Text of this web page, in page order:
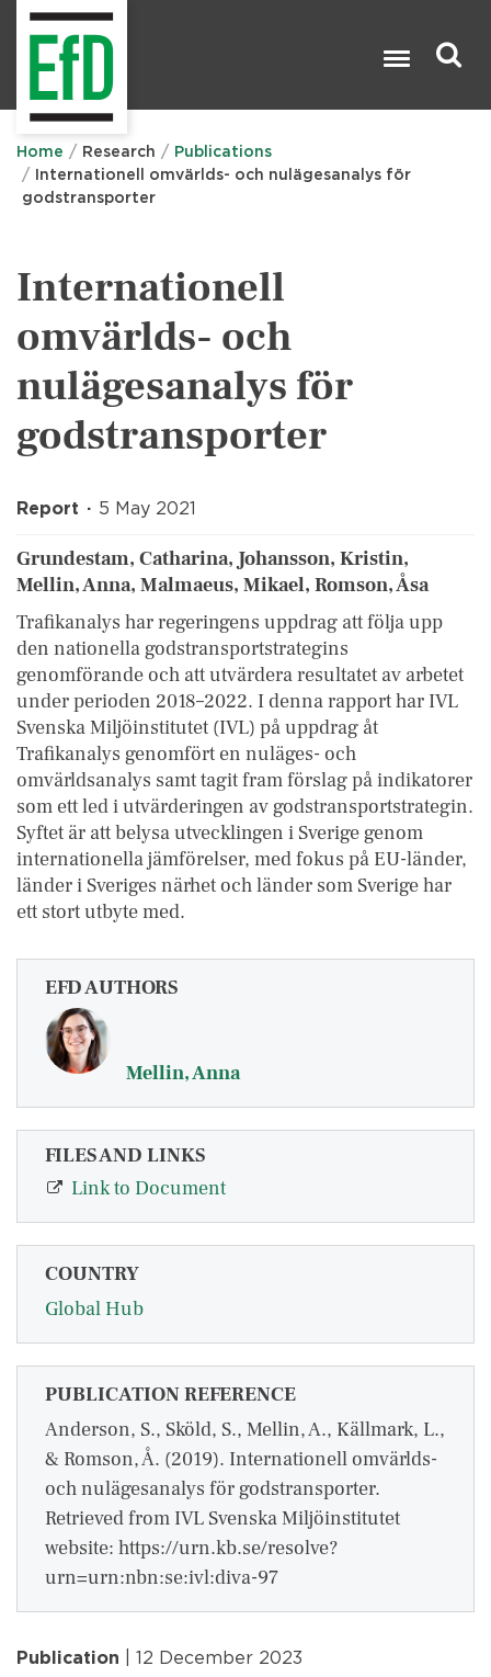
Home Research
Publications
Internationell omvärlds- och nulägesanalys för
godstransporter
Internationell
omvärlds- och
nulägesanalys för
godstransporter
Report 5 May 2021
Grundestam, Catharina, Johansson, Kristin,
Mellin, Anna, Malmaeus, Mikael, Romson, Åsa
Trafikanalys har regeringens uppdrag att följa upp
den nationella godstransportstrategins
genomförande och att utvärdera resultatet av arbetet
under perioden 2018–2022. I denna rapport har IVL
Svenska Miljöinstitutet (IVL) på uppdrag åt
Trafikanalys genomfört en nuläges- och
omvärldsanalys samt tagit fram förslag på indikatorer
som ett led i utvärderingen av godstransportstrategin.
Syftet är att belysa utvecklingen i Sverige genom
internationella jämförelser, med fokus på EU-länder,
länder i Sveriges närhet och länder som Sverige har
ett stort utbyte med.
EFD AUTHORS
Mellin, Anna
FILES AND LINKS
Link to Document
COUNTRY
Global Hub
PUBLICATION REFERENCE
Anderson, S., Sköld, S., Mellin, A., Källmark, L.,
& Romson, Å. (2019). Internationell omvärlds-
och nulägesanalys för godstransporter.
Retrieved from IVL Svenska Miljöinstitutet
website: https://urn.kb.se/resolve?
urn=urn:nbn:se:ivl:diva-97
Publication | 12 December 2023